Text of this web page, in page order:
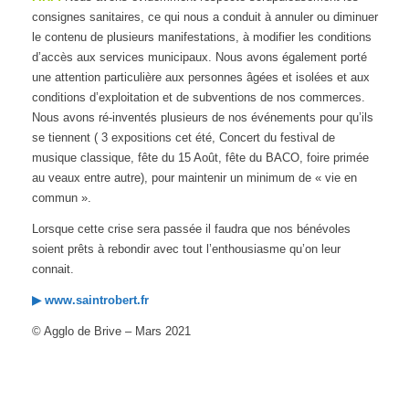
consignes sanitaires, ce qui nous a conduit à annuler ou diminuer
le contenu de plusieurs manifestations, à modifier les conditions
d’accès aux services municipaux. Nous avons également porté
une attention particulière aux personnes âgées et isolées et aux
conditions d’exploitation et de subventions de nos commerces.
Nous avons ré-inventés plusieurs de nos événements pour qu’ils
se tiennent ( 3 expositions cet été, Concert du festival de
musique classique, fête du 15 Août, fête du BACO, foire primée
au veaux entre autre), pour maintenir un minimum de « vie en
commun ».
Lorsque cette crise sera passée il faudra que nos bénévoles
soient prêts à rebondir avec tout l’enthousiasme qu’on leur
connait.
▶ www.saintrobert.fr
© Agglo de Brive – Mars 2021